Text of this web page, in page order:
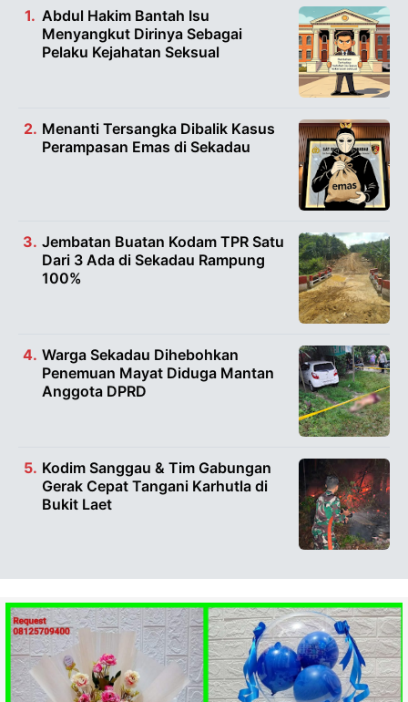
Abdul Hakim Bantah Isu
Menyangkut Dirinya Sebagai
Pelaku Kejahatan Seksual
Menanti Tersangka Dibalik Kasus
Perampasan Emas di Sekadau
Jembatan Buatan Kodam TPR Satu
Dari 3 Ada di Sekadau Rampung
100%
Warga Sekadau Dihebohkan
Penemuan Mayat Diduga Mantan
Anggota DPRD
Kodim Sanggau & Tim Gabungan
Gerak Cepat Tangani Karhutla di
Bukit Laet